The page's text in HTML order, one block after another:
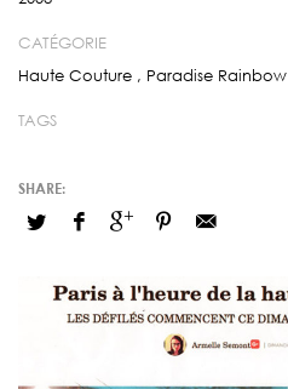
CATÉGORIE
Haute Couture , Paradise Rainbow
TAGS